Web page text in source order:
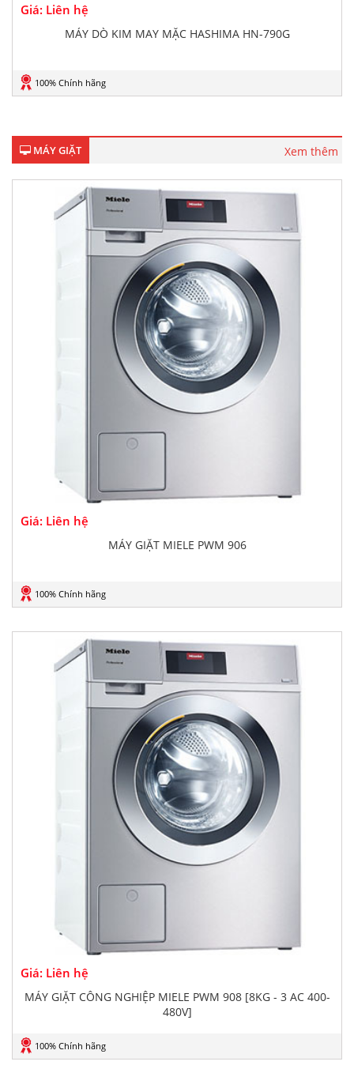
Giá: Liên hệ
MÁY DÒ KIM MAY MẶC HASHIMA HN-790G
100% Chính hãng
MÁY GIẶT Xem thêm
Giá: Liên hệ
MÁY GIẶT MIELE PWM 906
100% Chính hãng
Giá: Liên hệ
MÁY GIẶT CÔNG NGHIỆP MIELE PWM 908 [8KG - 3 AC 400-
480V]
100% Chính hãng